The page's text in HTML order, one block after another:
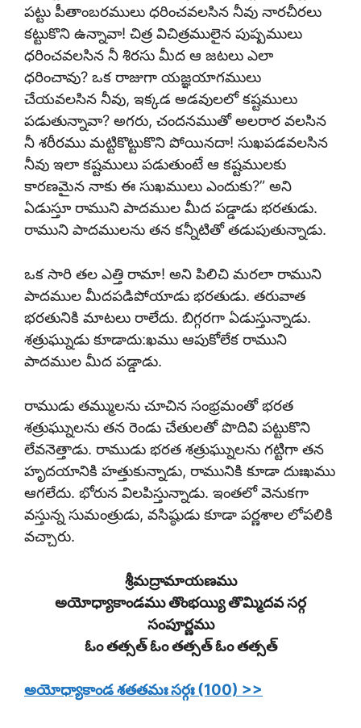
పట్టు పీతాంబరములు ధరించవలసిన నీవు నారచీరలు
కట్టుకొని ఉన్నావా! చిత్ర విచిత్రములైన పుష్పములు
ధరించవలసిన నీ శిరసు మీద ఆ జటలు ఎలా
ధరించావు? ఒక రాజుగా యజ్ఞయాగములు
చేయవలసిన నీవు, ఇక్కడ అడవులలో కష్టములు
పడుతున్నావా? అగరు, చందనముతో అలరార వలసిన
నీ శరీరము మట్టికొట్టుకొని పోయినదా! సుఖపడవలసిన
నీవు ఇలా కష్టములు పడుతుంటే ఆ కష్టములకు
కారణమైన నాకు ఈ సుఖములు ఎందుకు?” అని
ఏడుస్తూ రాముని పాదముల మీద పడ్డాడు భరతుడు.
రాముని పాదములను తన కన్నీటితో తడుపుతున్నాడు.
ఒక సారి తల ఎత్తి రామా! అని పిలిచి మరలా రాముని
పాదముల మీదపడిపోయాడు భరతుడు. తరువాత
భరతునికి మాటలు రాలేదు. బిగ్గరగా ఏడుస్తున్నాడు.
శత్రుఘ్నుడు కూడాదు:ఖము ఆపుకోలేక రాముని
పాదముల మీద పడ్డాడు.
రాముడు తమ్ములను చూచిన సంభ్రమంతో భరత
శత్రుఘ్నులను తన రెండు చేతులతో పొదివి పట్టుకొని
లేవనెత్తాడు. రాముడు భరత శత్రుఘ్నులను గట్టిగా తన
హృదయానికి హత్తుకున్నాడు, రామునికి కూడా దుఃఖము
ఆగలేదు. భోరున విలపిస్తున్నాడు. ఇంతలో వెనుకగా
వస్తున్న సుమంత్రుడు, వసిష్ఠుడు కూడా పర్ణశాల లోపలికి
వచ్చారు.
శ్రీమద్రామాయణము
అయోధ్యాకాండము తొంభయ్యి తొమ్మిదవ సర్గ
సంపూర్ణము
ఓం తత్సత్ ఓం తత్సత్ ఓం తత్సత్
అయోధ్యాకాండ శతతమః సర్గః (100) >>